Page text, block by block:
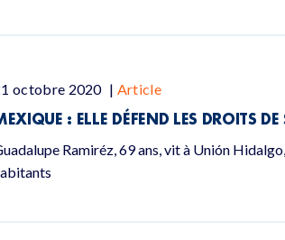
octobre 2020 | Article
: ELLE DÉFEND LES DROITS
Ramiréz, 69 ans, vit à Unión